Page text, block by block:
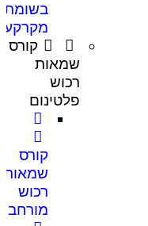
בשומת
קורס
שמאות
רכוש
פלטינום
קורס
שמאות
רכוש
מורחב